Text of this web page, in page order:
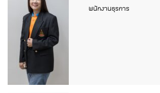
พนักงานธุรการ